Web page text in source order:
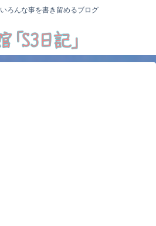
ろんな事を書き留めるブログ